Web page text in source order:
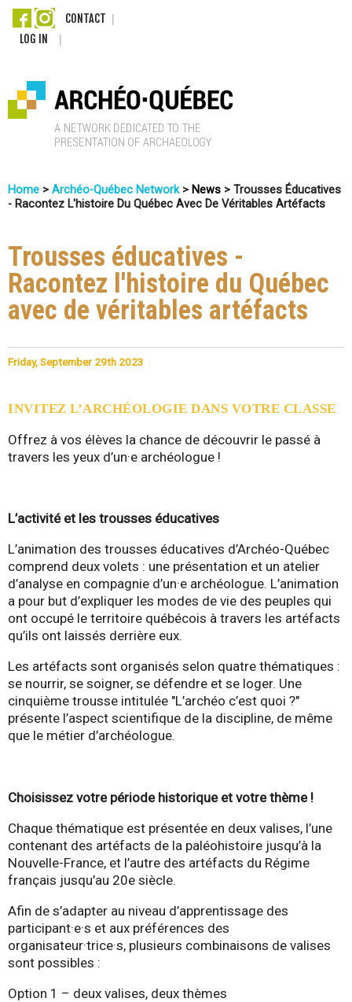
Skip
content
CONTACT
LOG IN
r
c
h
é
o
Q
u
b
e
c
You
Here
Home > Archéo-Québec Network> News > Trousses Éducatives
- Racontez L'histoire Du Québec Avec De Véritables Artéfacts
Trousses éducatives -
Racontez l'histoire du Québec
avec de véritables artéfacts
Friday, September 29th 2023
INVITEZ L’ARCHÉOLOGIE DANS VOTRE CLASSE
Offrez à vos élèves la chance de découvrir le passé à
travers les yeux d’un·e archéologue !
L’activité et les trousses éducatives
L’animation des trousses éducatives d’Archéo-Québec
comprend deux volets : une présentation et un atelier
d’analyse en compagnie d’un·e archéologue. L’animation
a pour but d’expliquer les modes de vie des peuples qui
ont occupé le territoire québécois à travers les artéfacts
qu’ils ont laissés derrière eux.
Les artéfacts sont organisés selon quatre thématiques :
se nourrir, se soigner, se défendre et se loger. Une
cinquième trousse intitulée "L’archéo c’est quoi ?"
présente l’aspect scientifique de la discipline, de même
que le métier d’archéologue.
Choisissez votre période historique et votre thème !
Chaque thématique est présentée en deux valises, l’une
contenant des artéfacts de la paléohistoire jusqu’à la
Nouvelle-France, et l’autre des artéfacts du Régime
français jusqu’au 20e siècle.
Afin de s’adapter au niveau d’apprentissage des
participant·e·s et aux préférences des
organisateur·trice·s, plusieurs combinaisons de valises
sont possibles :
Option 1 – deux valises, deux thèmes